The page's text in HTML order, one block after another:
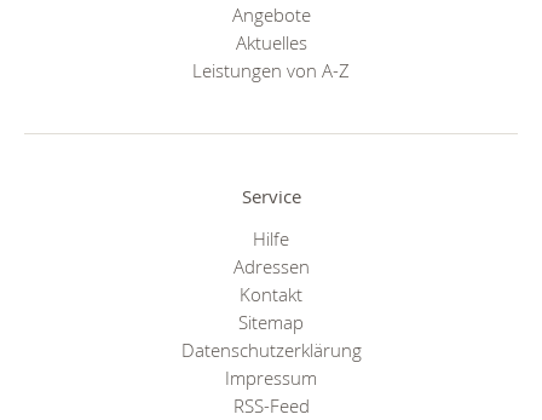
Angebote
Aktuelles
Leistungen von A-Z
Service
Hilfe
Adressen
Kontakt
Sitemap
Datenschutzerklärung
Impressum
RSS-Feed